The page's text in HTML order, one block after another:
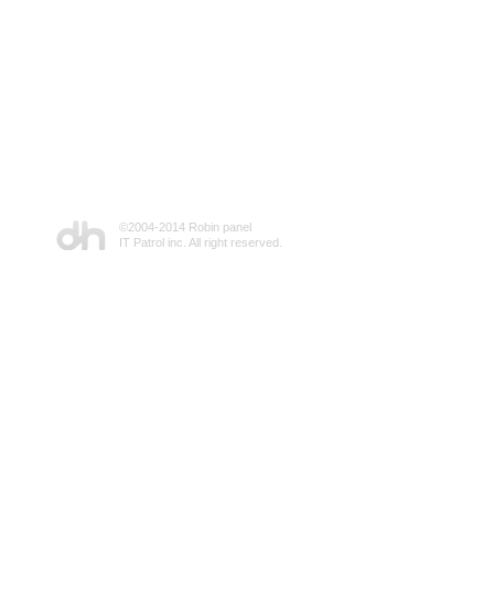
©2004-2014 Robin panel
IT Patrol inc. All right reserved.